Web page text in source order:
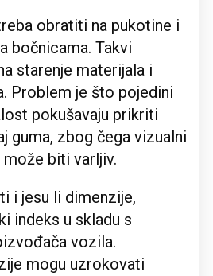
obratiti na pukotine i
bočnicama. Takvi
starenje materijala i
Problem je što pojedini
pokušavaju prikriti
guma, zbog čega vizualni
biti varljiv.
i jesu li dimenzije,
indeks u skladu s
vozila.
mogu uzrokovati